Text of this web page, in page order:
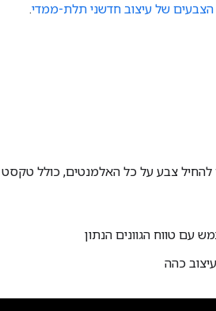
הצבעים של עיצוב חדשני תלת-ממדי.
טווח הגוונים הנתון
כהה